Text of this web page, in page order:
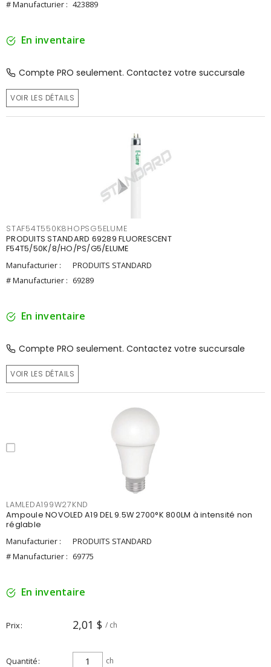
# Manufacturier : 423889
En inventaire
Compte PRO seulement. Contactez votre succursale
VOIR LES DÉTAILS
STAF54T550K8HOPSG5ELUME
PRODUITS STANDARD 69289 FLUORESCENT
F54T5/50K/8/HO/PS/G5/ELUME
Manufacturier :
PRODUITS STANDARD
# Manufacturier : 69289
En inventaire
Compte PRO seulement. Contactez votre succursale
VOIR LES DÉTAILS
LAMLEDA199W27KND
Ampoule NOVOLED A19 DEL 9.5W 2700°K 800LM à intensité non
réglable
Manufacturier :
PRODUITS STANDARD
# Manufacturier : 69775
En inventaire
Prix 2,01 $ / ch
Quantité ch